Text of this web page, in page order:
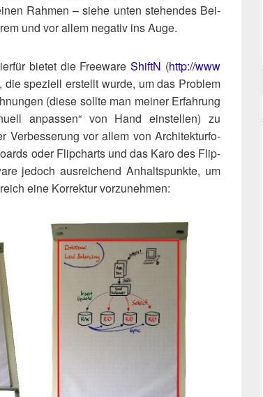
Rah­men – sie­he unten ste­hen­des Bei­
und vor allem nega­tiv ins Auge.
bie­tet die Free­wareShiftN (http://​www​
spe­zi­ell erstellt wur­de, um das Pro­blem
(die­se soll­te man mei­ner Erfah­rung
anpas­sen“ von Hand ein­stel­len) zu
Ver­bes­se­rung vor allem von Archi­tek­tur­fo­
oder Flip­charts und das Karo des Flip­
jedoch aus­rei­chend Anhalts­punk­te, um
eine Kor­rek­tur vorzunehmen: